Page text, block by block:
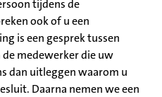
tijdens de
ook of u een
is een gesprek tussen
medewerker die uw
dan uitleggen waarom u
Daarna nemen we een